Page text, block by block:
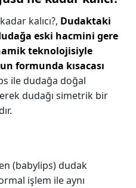
kalıcı?, Dudaktaki
eski hacmini gere
teknolojisiyle
formunda kısacası
ile dudağa doğal
dudağı simetrik bir
(babylips) dudak
işlem ile aynı